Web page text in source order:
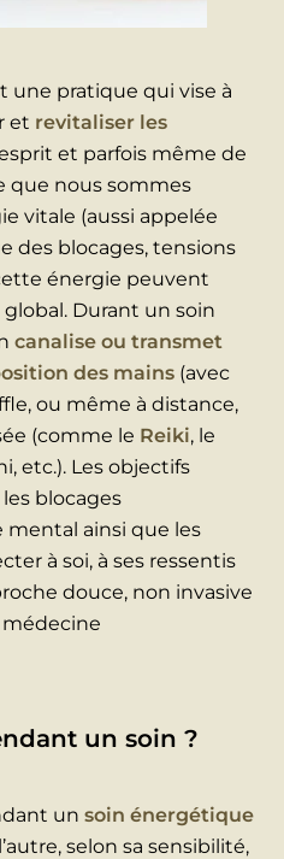
une pratique qui vise à
et revitaliser les
et parfois même de
que nous sommes
vitale (aussi appelée
des blocages, tensions
énergie peuvent
Durant un soin
canalise ou transmet
des mains (avec
ou même à distance,
(comme le Reiki, le
etc.). Les objectifs
blocages
mental ainsi que les
à soi, à ses ressentis
douce, non invasive
un soin ?
un soin énergétique
selon sa sensibilité,